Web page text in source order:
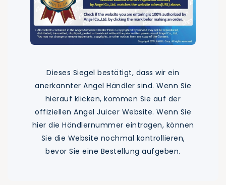
Dieses Siegel bestätigt, dass wir ein
anerkannter Angel Händler sind. Wenn Sie
hierauf klicken, kommen Sie auf der
offiziellen Angel Juicer Website. Wenn Sie
hier die Händlernummer eintragen, können
Sie die Website nochmal kontrollieren,
bevor Sie eine Bestellung aufgeben.